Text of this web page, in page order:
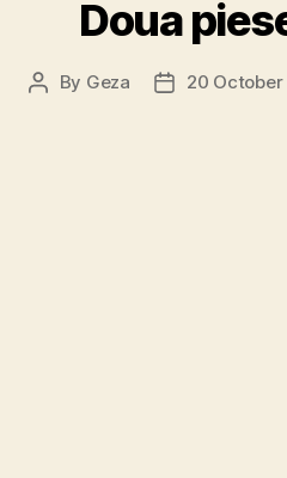
Doua
Post
By Geza
Post20 October